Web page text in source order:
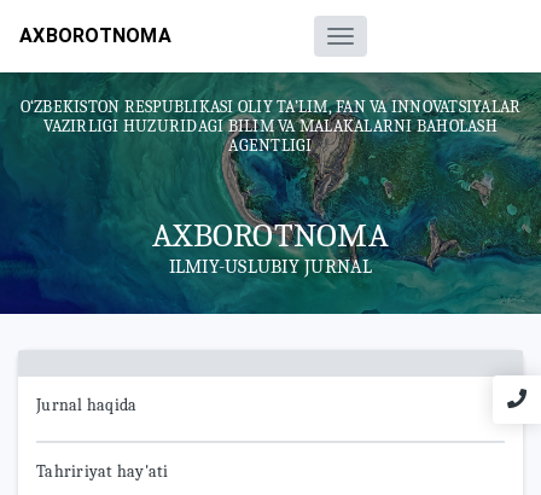
AXBOROTNOMA
O‘ZBEKISTON RESPUBLIKASI OLIY TA’LIM, FAN VA INNOVATSIYALAR
VAZIRLIGI HUZURIDAGI BILIM VA MALAKALARNI BAHOLASH
AGENTLIGI
AXBOROTNOMA
ILMIY-USLUBIY JURNAL
Jurnal haqida
Tahririyat hay'ati